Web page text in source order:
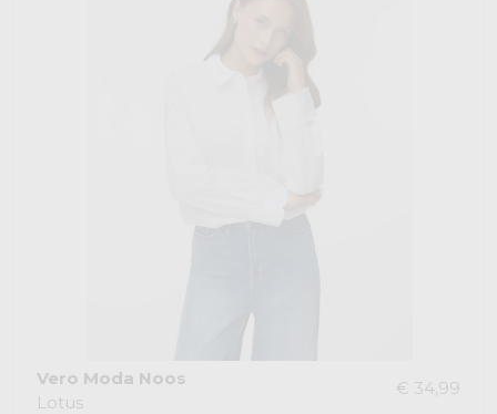
Vero Moda Noos
Lotus
€ 34,99